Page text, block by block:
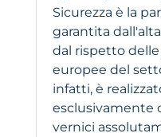
Sicurezza è la
garantita
dal rispetto
europee del
infatti, è
esclusivamente
vernici